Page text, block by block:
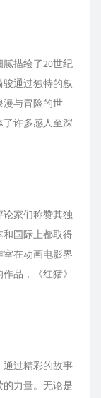
描绘了20世纪
通过独特的叙
漫与冒险的世
许多感人至深
论家们称赞其独
国际上都取得
在动画电影界
品，《红猪》
通过精彩的故事
力量。无论是